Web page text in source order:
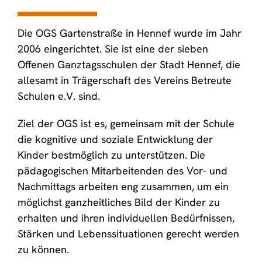
Die OGS Gartenstraße in Hennef wurde im Jahr
2006 eingerichtet. Sie ist eine der sieben
Offenen Ganztagsschulen der Stadt Hennef, die
allesamt in Trägerschaft des Vereins Betreute
Schulen e.V. sind.
Ziel der OGS ist es, gemeinsam mit der Schule
die kognitive und soziale Entwicklung der
Kinder bestmöglich zu unterstützen. Die
pädagogischen Mitarbeitenden des Vor- und
Nachmittags arbeiten eng zusammen, um ein
möglichst ganzheitliches Bild der Kinder zu
erhalten und ihren individuellen Bedürfnissen,
Stärken und Lebenssituationen gerecht werden
zu können.